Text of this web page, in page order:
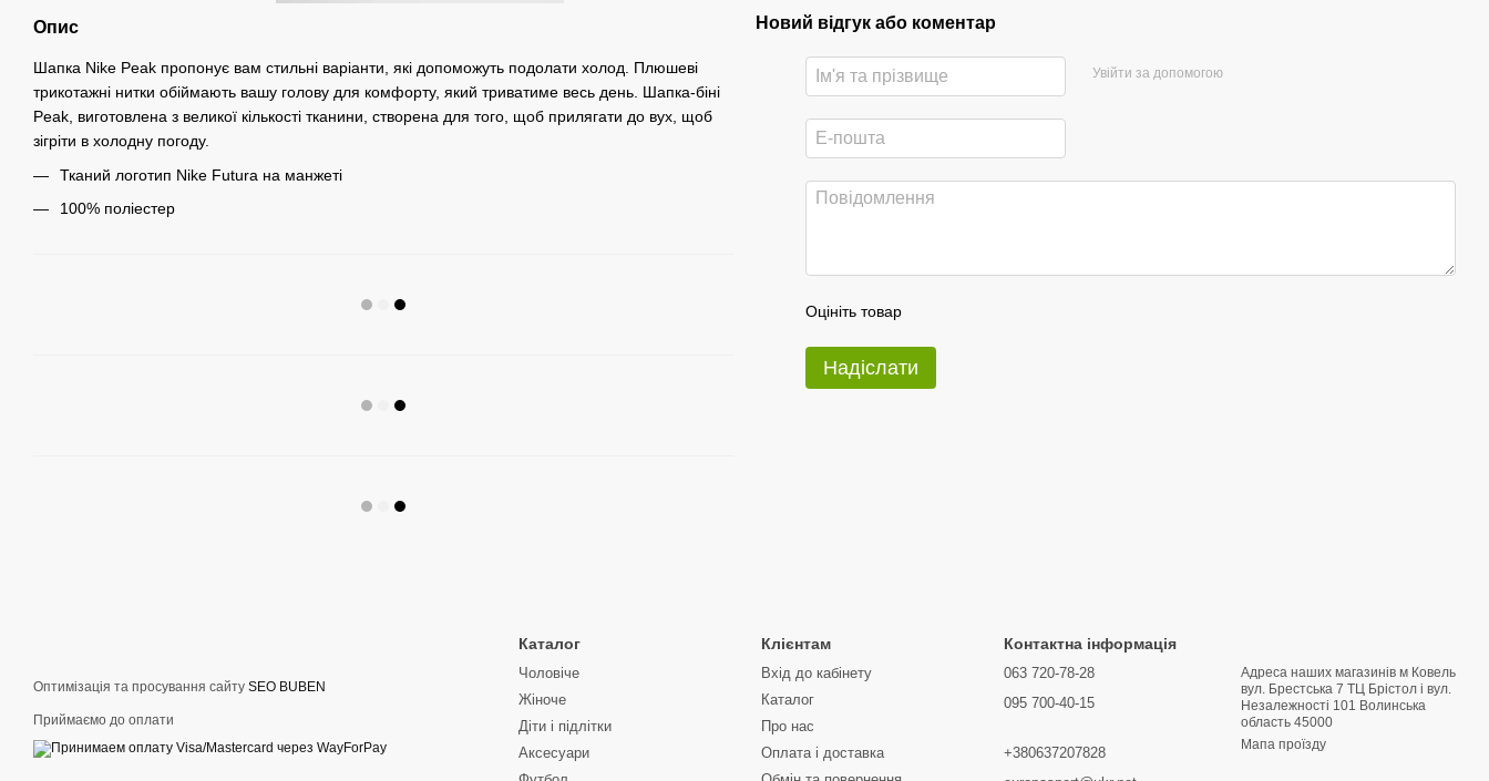
Опис
Шапка Nike Peak пропонує вам стильні варіанти, які допоможуть подолати холод. Плюшеві
трикотажні нитки обіймають вашу голову для комфорту, який триватиме весь день. Шапка-біні
Peak, виготовлена ​​з великої кількості тканини, створена для того, щоб прилягати до вух, щоб
зігріти в холодну погоду.
Тканий логотип Nike Futura на манжеті
100% поліестер
Новий відгук або коментар
Увійти за допомогою
Оцініть товар
Надіслати
Оптимізація та просування сайту SEO BUBEN
Приймаємо до оплати
Каталог
Чоловіче
Жіноче
Діти і підлітки
Аксесуари
Клієнтам
Вхід до кабінету
Каталог
Про нас
Оплата і доставка
Контактна інформація
063 720-78-28
095 700-40-15
+380637207828
Адреса наших магазинів м Ковель
вул. Брестська 7 ТЦ Брістол і вул.
Hезалежності 101 Волинська
область 45000
Мапа проїзду